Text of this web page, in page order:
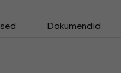
Dokumendid